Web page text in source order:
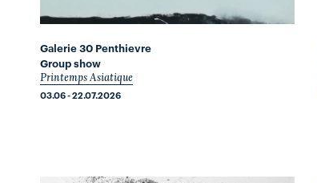
Galerie 30 Penthievre
Group show
Printemps Asiatique
03.06 - 22.07.2026